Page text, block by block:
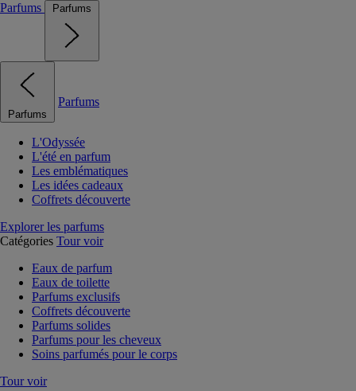
Parfums
Parfums
Parfums
Parfums
L'Odyssée
L'été en parfum
Les emblématiques
Les idées cadeaux
Coffrets découverte
Explorer les parfums
Catégories Tour voir
Eaux de parfum
Eaux de toilette
Parfums exclusifs
Coffrets découverte
Parfums solides
Parfums pour les cheveux
Soins parfumés pour le corps
Tour voir